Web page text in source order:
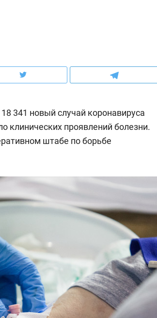
341 новый случай коронавируса
клинических проявлений болезни.
штабе по борьбе
квартиры и Face
какой будет
в ЖК «Нова»
Рекомендуем
Опыт
с ментальным
состоянием
антихрупких